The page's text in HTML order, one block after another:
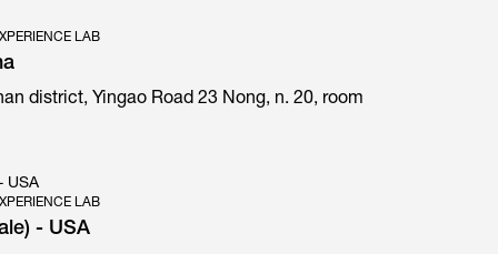
LAB
district, Yingao Road 23 Nong, n. 20, room
USA
LAB
- USA